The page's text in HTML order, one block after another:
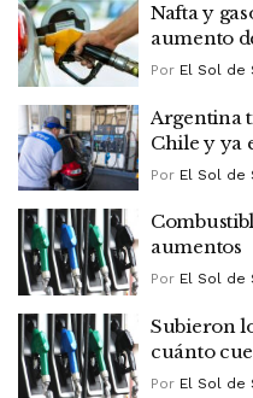
Nafta y
aumento
Por El Sol de
Argentina
Chile y ya
Por El Sol de
aumentos
Por El Sol de
Subieron
cuánto
Por El Sol de